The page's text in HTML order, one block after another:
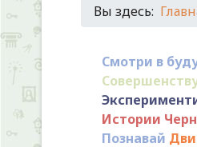
Вы здесь:
Смотри в
Истории
Познавай